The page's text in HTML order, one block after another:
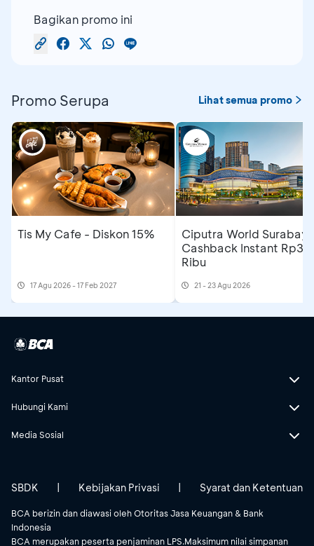
Bagikan promo ini
Promo Serupa Lihat semua promo
Tis My Cafe - Diskon 15%
17 Agu 2026 - 17 Feb 2027
Ciputra World
Cashback Instant Rp30
Ribu
21 - 23 Agu 2026
Kantor Pusat
Hubungi Kami
Media Sosial
BCA berizin dan diawasi oleh Otoritas Jasa Keuangan & Bank
Indonesia
BCA merupakan peserta penjaminan LPS.Maksimum nilai simpanan
SBDK | Kebijakan Privasi | Syarat dan Ketentuan